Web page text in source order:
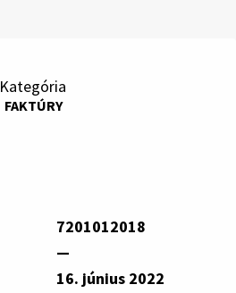
Kategória
FAKTÚRY
7201012018
—
16. június 2022